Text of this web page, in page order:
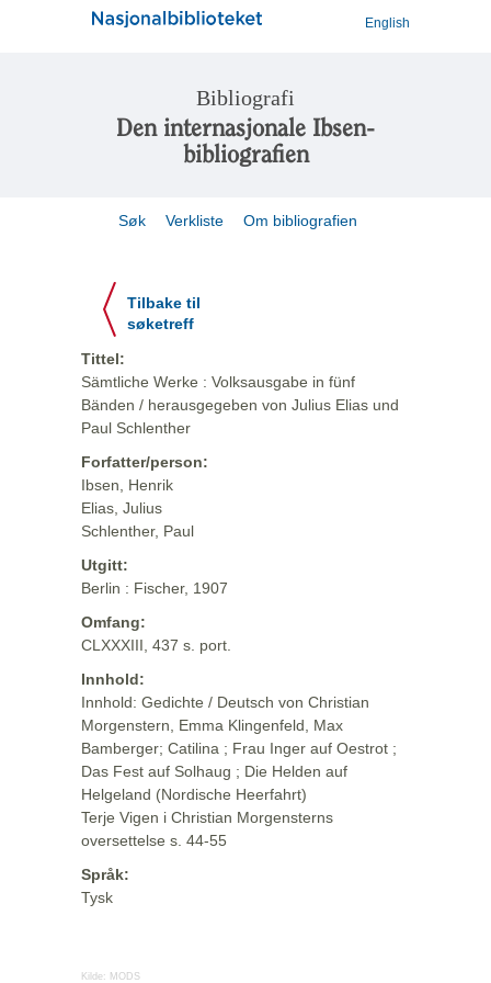
English
Bibliografi
Den internasjonale Ibsen-
bibliografien
Søk Verkliste Om bibliografien
Tilbake til
søketreff
Tittel:
Sämtliche Werke : Volksausgabe in fünf
Bänden / herausgegeben von Julius Elias und
Paul Schlenther
Forfatter/person:
Ibsen, Henrik
Elias, Julius
Schlenther, Paul
Utgitt:
Berlin : Fischer, 1907
Omfang:
CLXXXIII, 437 s. port.
Innhold:
Innhold: Gedichte / Deutsch von Christian
Morgenstern, Emma Klingenfeld, Max
Bamberger; Catilina ; Frau Inger auf Oestrot ;
Das Fest auf Solhaug ; Die Helden auf
Helgeland (Nordische Heerfahrt)
Terje Vigen i Christian Morgensterns
oversettelse s. 44-55
Språk:
Tysk
Kilde: MODS